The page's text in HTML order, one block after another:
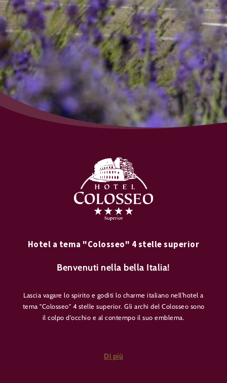
Hotel a tema "Colosseo" 4 stelle superior
Benvenuti nella bella Italia!
Lascia vagare lo spirito e goditi lo charme italiano nell’hotel a
tema "Colosseo" 4 stelle superior. Gli archi del Colosseo sono
il colpo d'occhio e al contempo il suo emblema.
ristrutturazione e ammodernamento. In questo periodo l’hotel
Di più